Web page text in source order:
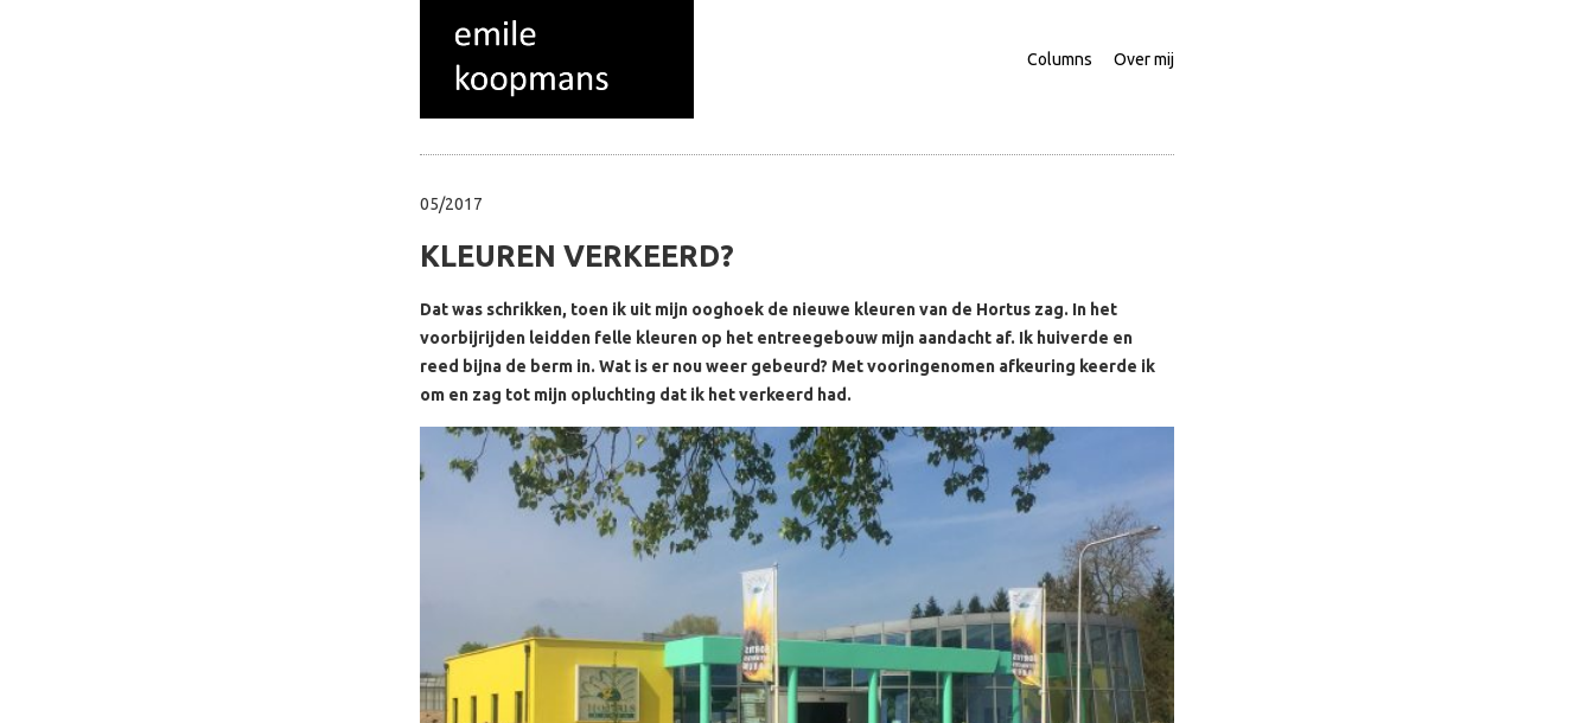
Columns Over mij
05/2017
KLEUREN VERKEERD?
Dat was schrikken, toen ik uit mijn ooghoek de nieuwe kleuren van de Hortus zag. In het
voorbijrijden leidden felle kleuren op het entreegebouw mijn aandacht af. Ik huiverde en
reed bijna de berm in. Wat is er nou weer gebeurd? Met vooringenomen afkeuring keerde ik
om en zag tot mijn opluchting dat ik het verkeerd had.